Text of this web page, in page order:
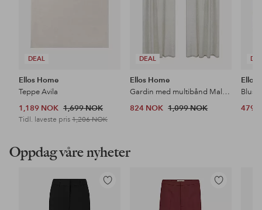
DEAL
Ellos Home
Teppe Avila
1,189 NOK 1,699 NOK
Tidl. laveste pris 1,206 NOK
DEAL
Ellos Home
Gardin med multibånd Malva 2-pk i 100% lin
824 NOK 1,099 NOK
Ellos
479
Oppdag våre nyheter
Legg
Legg